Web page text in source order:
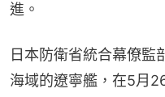
進。
日本防衛省統合幕僚監
海域的遼寧艦，在5月